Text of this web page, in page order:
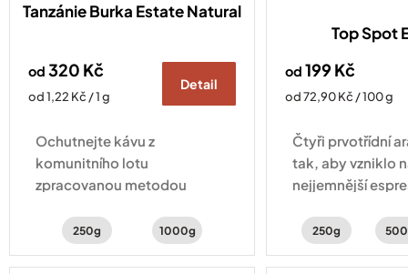
Tanzánie Burka Estate Natural
od 320 Kč
Měrná
od 1,22 Kč / 1 g
Detail
Ochutnejte kávu z
komunitního lotu
zpracovanou metodou
lesního ovoce, ibišku a
250g 1000g
Top Spot
od 199 Kč
Měrná
od 72,90 Kč / 100 g
Čtyři prvotřídní
tak, aby vzniklo
nejjemnější
a kakaové tóny.
250g